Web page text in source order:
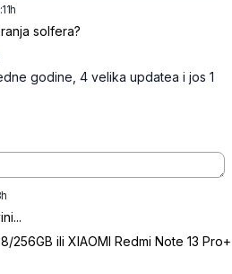
solfera?
godine, 4 velika updatea i jos 1
256GB ili XIAOMI Redmi Note 13 Pro+